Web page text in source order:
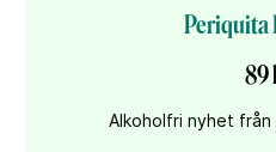
Periquita
89
Alkoholfri nyhet från